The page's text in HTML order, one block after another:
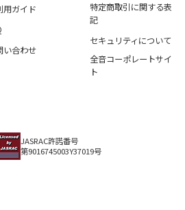
用ガイド
い合わせ
特定商取引に関する表
記
セキュリティについて
全音コーポレートサイ
ト
JASRAC許諾番号
第9016745003Y37019号